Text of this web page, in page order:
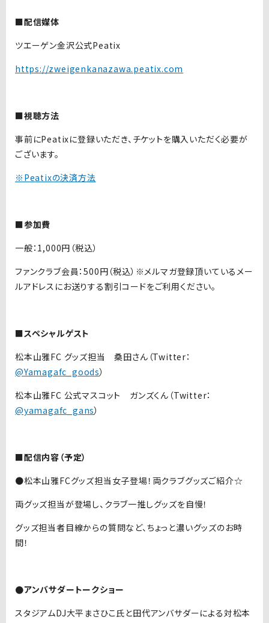
■配信媒体
ツエーゲン金沢公式Peatix
https://zweigenkanazawa.peatix.com
■視聴方法
事前にPeatixに登録いただき、チケットを購入いただく必要が
ございます。
※Peatixの決済方法
■参加費
一般：1,000円（税込）
ファンクラブ会員：500円（税込）※メルマガ登録頂いているメー
ルアドレスにお送りする割引コードをご利用ください。
■スペシャルゲスト
松本山雅FC グッズ担当 桑田さん（Twitter：
@Yamagafc_goods）
松本山雅FC 公式マスコット ガンズくん（Twitter：
@yamagafc_gans）
■配信内容（予定）
●松本山雅FCグッズ担当女子登場！両クラブグッズご紹介☆
両グッズ担当が登場し、クラブ一推しグッズを自慢！
グッズ担当者目線からの質問など、ちょっと濃いグッズのお時
間！
●アンバサダートークショー
スタジアムDJ大平まさひこ氏と田代アンバサダーによる対松本